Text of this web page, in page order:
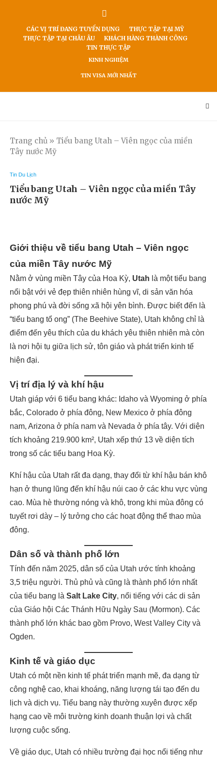
CÁC VỊ TRÍ ĐANG TUYỂN DỤNG
THỰC TẬP TẠI MỸ
THỰC TẬP TẠI CHÂU ÂU
KHÁCH HÀNG THÀNH CÔNG
TIN THỰC TẬP
KINH NGHIỆM
TIN VISA MỚI NHẤT
Trang chủ » Tiểu bang Utah – Viên ngọc của miền
Tây nước Mỹ
Tin Du Lịch
Tiểu bang Utah – Viên ngọc của miền Tây
nước Mỹ
Giới thiệu về tiểu bang Utah – Viên ngọc
của miền Tây nước Mỹ
Nằm ở vùng miền Tây của Hoa Kỳ, Utah là một tiểu bang
nổi bật với vẻ đẹp thiên nhiên hùng vĩ, di sản văn hóa
phong phú và đời sống xã hội yên bình. Được biết đến là
“tiểu bang tổ ong” (The Beehive State), Utah không chỉ là
điểm đến yêu thích của du khách yêu thiên nhiên mà còn
là nơi hội tụ giữa lịch sử, tôn giáo và phát triển kinh tế
hiện đại.
Vị trí địa lý và khí hậu
Utah giáp với 6 tiểu bang khác: Idaho và Wyoming ở phía
bắc, Colorado ở phía đông, New Mexico ở phía đông
nam, Arizona ở phía nam và Nevada ở phía tây. Với diện
tích khoảng 219.900 km², Utah xếp thứ 13 về diện tích
trong số các tiểu bang Hoa Kỳ.
Khí hậu của Utah rất đa dạng, thay đổi từ khí hậu bán khô
hạn ở thung lũng đến khí hậu núi cao ở các khu vực vùng
cao. Mùa hè thường nóng và khô, trong khi mùa đông có
tuyết rơi dày – lý tưởng cho các hoạt động thể thao mùa
đông.
Dân số và thành phố lớn
Tính đến năm 2025, dân số của Utah ước tính khoảng
3,5 triệu người. Thủ phủ và cũng là thành phố lớn nhất
của tiểu bang là Salt Lake City, nổi tiếng với các di sản
của Giáo hội Các Thánh Hữu Ngày Sau (Mormon). Các
thành phố lớn khác bao gồm Provo, West Valley City và
Ogden.
Kinh tế và giáo dục
Utah có một nền kinh tế phát triển mạnh mẽ, đa dạng từ
công nghệ cao, khai khoáng, năng lượng tái tạo đến du
lịch và dịch vụ. Tiểu bang này thường xuyên được xếp
hạng cao về môi trường kinh doanh thuận lợi và chất
lượng cuộc sống.
Về giáo dục, Utah có nhiều trường đại học nổi tiếng như